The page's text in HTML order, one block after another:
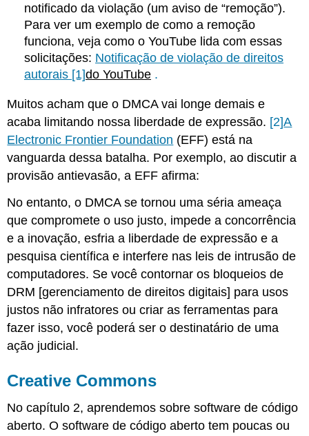
notificado da violação (um aviso de “remoção”).
Para ver um exemplo de como a remoção
funciona, veja como o YouTube lida com essas
solicitações: Notificação de violação de direitos
autorais [1]do YouTube .
Muitos acham que o DMCA vai longe demais e
acaba limitando nossa liberdade de expressão. [2]A
Electronic Frontier Foundation (EFF) está na
vanguarda dessa batalha. Por exemplo, ao discutir a
provisão antievasão, a EFF afirma:
No entanto, o DMCA se tornou uma séria ameaça
que compromete o uso justo, impede a concorrência
e a inovação, esfria a liberdade de expressão e a
pesquisa científica e interfere nas leis de intrusão de
computadores. Se você contornar os bloqueios de
DRM [gerenciamento de direitos digitais] para usos
justos não infratores ou criar as ferramentas para
fazer isso, você poderá ser o destinatário de uma
ação judicial.
Creative Commons
No capítulo 2, aprendemos sobre software de código
aberto. O software de código aberto tem poucas ou